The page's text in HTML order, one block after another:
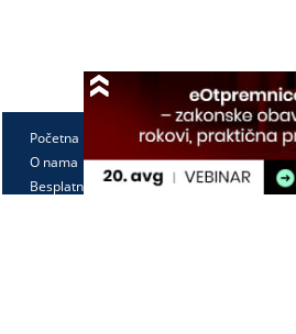
Početna
O nama
Besplatno